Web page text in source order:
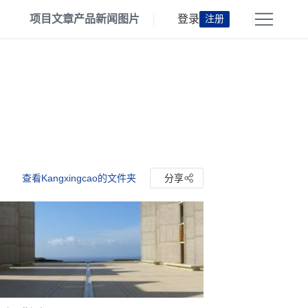
项目文章产品新闻 图片 登录 注册
查看Kangxingcao的文件夹 分享